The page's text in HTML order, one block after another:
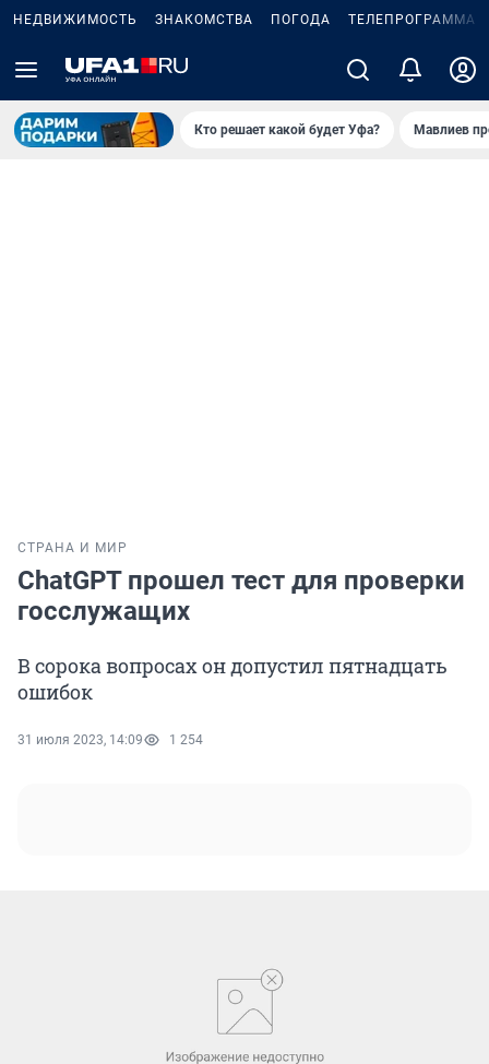
НЕДВИЖИМОСТЬ ЗНАКОМСТВА ПОГОДА ТЕЛЕПРОГРАММА
Кто решает какой будет Уфа? Мавлиев
СТРАНА И МИР
ChatGPT прошел тест для проверки
госслужащих
В сорока вопросах он допустил пятнадцать
ошибок
31 июля 2023, 14:09 1 254